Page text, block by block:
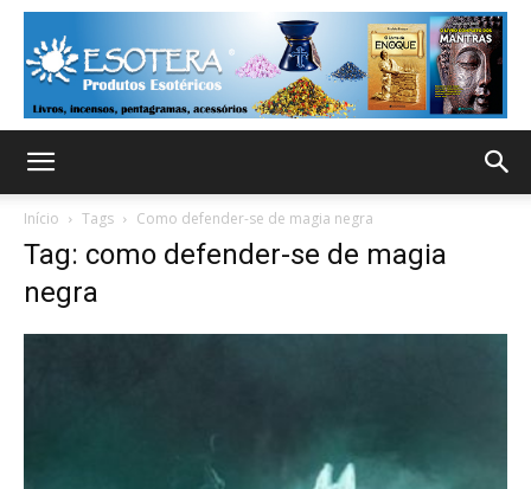
Início Tags Como defender-se de magia negra
Tag: como defender-se de magia
negra